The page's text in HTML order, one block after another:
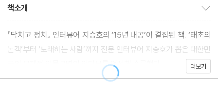
책소개
『닥치고 정치』 인터뷰어 지승호의 ‘15년 내공’이 결집된 책. ‘태초의
논객’부터 ‘노래하는 사람’까지 전문 인터뷰어 지승호가 뽑은 대한민
국의 문제적 인물 7명의 인터뷰를 엄선해 수록했다.
더보기